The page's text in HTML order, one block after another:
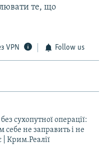
те, що
VPN Follow us
сухопутної операції:
себе не заправить і не
| Крим.Реалії